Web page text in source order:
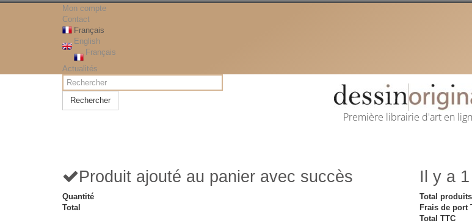
Mon compte
Contact
Français
English
Français
Actualités
Rechercher
Première librairie d'art en
Produit ajouté au panier avec succès
Quantité
Total
Il y a
Total
Frais de port
Total TTC